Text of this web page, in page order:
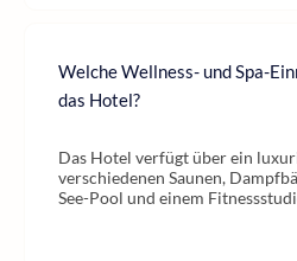
Welche Wellness- und Spa-
das Hotel?
Das Hotel verfügt über ein
verschiedenen Saunen,
See-Pool und einem